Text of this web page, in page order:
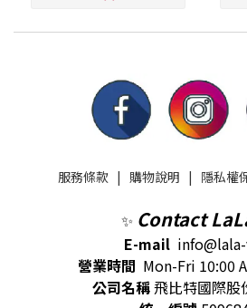
服務條款| 購物說明 | 隱私權
✨ Contact
E-mail
營業時間 Mon-Fri 10:00
公司名稱飛比特國際股